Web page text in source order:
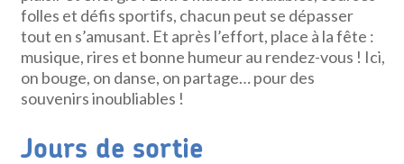
folles et défis sportifs, chacun peut se dépasser
tout en s’amusant. Et après l’effort, place à la fête :
musique, rires et bonne humeur au rendez-vous ! Ici,
on bouge, on danse, on partage… pour des
souvenirs inoubliables !
Jours de sortie